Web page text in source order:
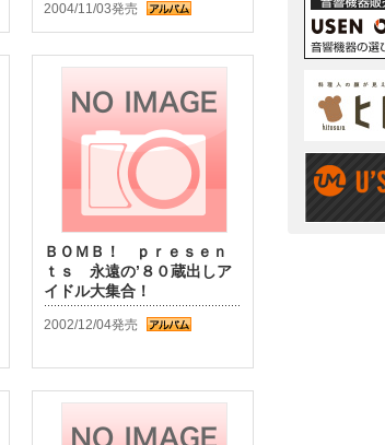
2004/11/03発売
ＢＯＭＢ！ ｐｒｅｓｅｎ
ｔｓ 永遠の’８０蔵出しア
イドル大集合！
2002/12/04発売